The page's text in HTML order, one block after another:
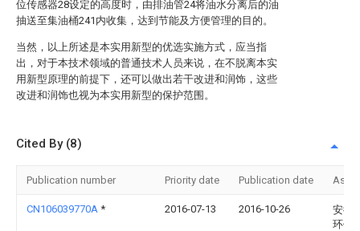
位传感器28设定的高度时，由排油管24将油水分离后的油
抽送至集油桶241内收集，达到节能及方便管理的目的。
当然，以上所述是本实用新型的优选实施方式，应当指
出，对于本技术领域的普通技术人员来说，在不脱离本实
用新型原理的前提下，还可以做出若干改进和润饰，这些
改进和润饰也视为本实用新型的保护范围。
Cited By (8)
Publication number Priority date Publication date
CN106039770A * 2016-07-13 2016-10-26
安徽
环保